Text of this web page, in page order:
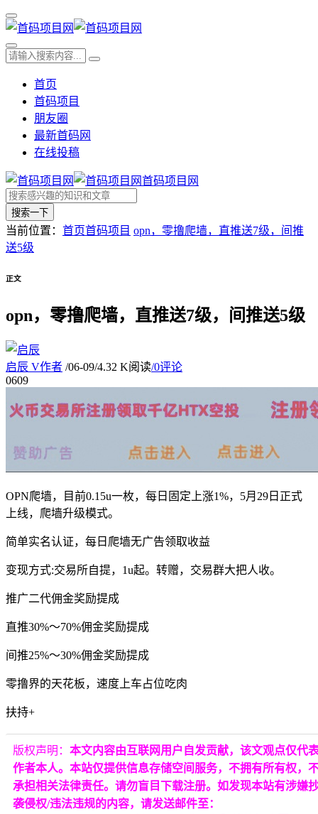
首页
首码项目
朋友圈
最新首码网
在线投稿
首码项目网
搜索一下
当前位置： 首页首码项目 opn，零撸爬墙，直推送7级，间推
送5级
正文
opn，零撸爬墙，直推送7级，间推送5级
启辰 V作者 /06-09/4.32 K阅读/0评论
0609
OPN爬墙，目前0.15u一枚，每日固定上涨1%，5月29日正式
上线，爬墙升级模式。
简单实名认证，每日爬墙无广告领取收益
变现方式:交易所自提，1u起。转赠，交易群大把人收。
推广二代佣金奖励提成
直推30%～70%佣金奖励提成
间推25%～30%佣金奖励提成
零撸界的天花板，速度上车占位吃肉
扶持+
版权声明： 本文内容由互联网用户自发贡献，该文观点仅代
作者本人。本站仅提供信息存储空间服务，不拥有所有权，
承担相关法律责任。请勿盲目下载注册。如发现本站有涉嫌
袭侵权/违法违规的内容，请发送邮件至：